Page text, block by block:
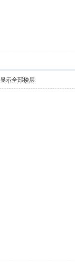
显示全部楼层